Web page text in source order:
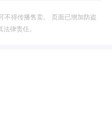
不得传播售卖。 页面已增加防盗
律责任。